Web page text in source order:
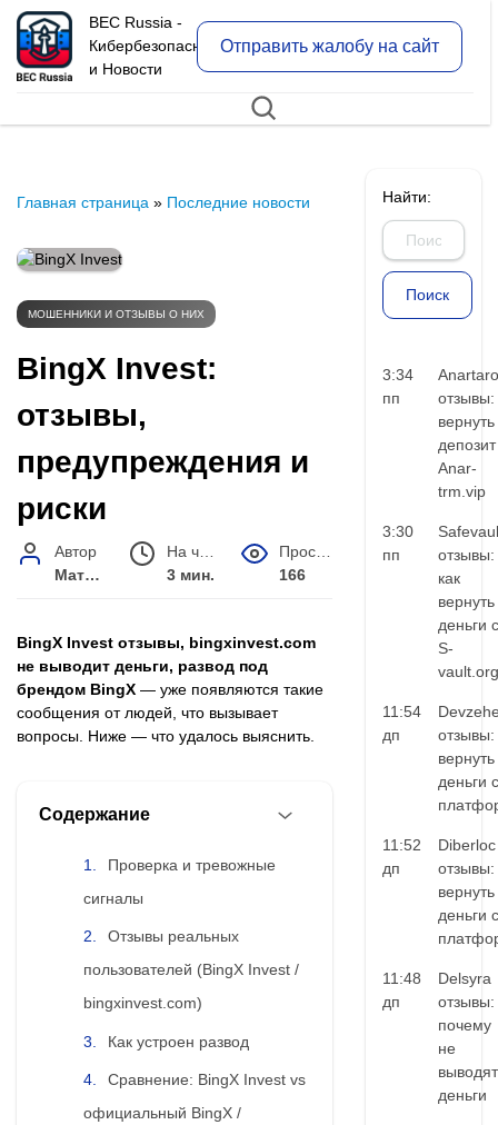
BEC Russia -
Кибербезопасность
и Новости
Отправить жалобу на сайт
Главная страница » Последние новости
МОШЕННИКИ И ОТЗЫВЫ О НИХ
BingX Invest:
отзывы,
предупреждения и
риски
Автор
Матвей Иванов
3 мин.
166
BingX Invest отзывы, bingxinvest.com
не выводит деньги, развод под
брендом BingX — уже появляются такие
сообщения от людей, что вызывает
вопросы. Ниже — что удалось выяснить.
Содержание
Проверка и тревожные
сигналы
Отзывы реальных
пользователей (BingX Invest /
bingxinvest.com)
Как устроен развод
Сравнение: BingX Invest vs
официальный BingX /
Найти:
3:34
пп
отзывы:
вернуть
Anar-
trm.vip
3:30
пп
отзывы:
как
вернуть
деньги с
S-
vault.org
11:54
дп
отзывы:
вернуть
деньги с
11:52
дп
Diberloc
отзывы:
вернуть
деньги с
11:48
дп
Delsyra
отзывы:
почему
не
выводят
деньги